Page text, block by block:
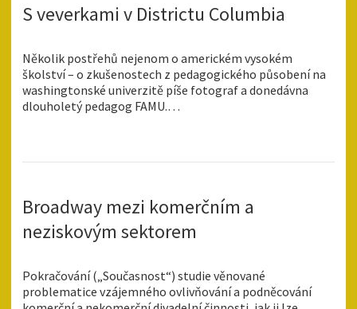
S veverkami v Districtu Columbia
Několik postřehů nejenom o americkém vysokém
školství – o zkušenostech z pedagogického působení na
washingtonské univerzitě píše fotograf a donedávna
dlouholetý pedagog FAMU.…
Broadway mezi komerčním a
neziskovým sektorem
Pokračování („Současnost“) studie věnované
problematice vzájemného ovlivňování a podněcování